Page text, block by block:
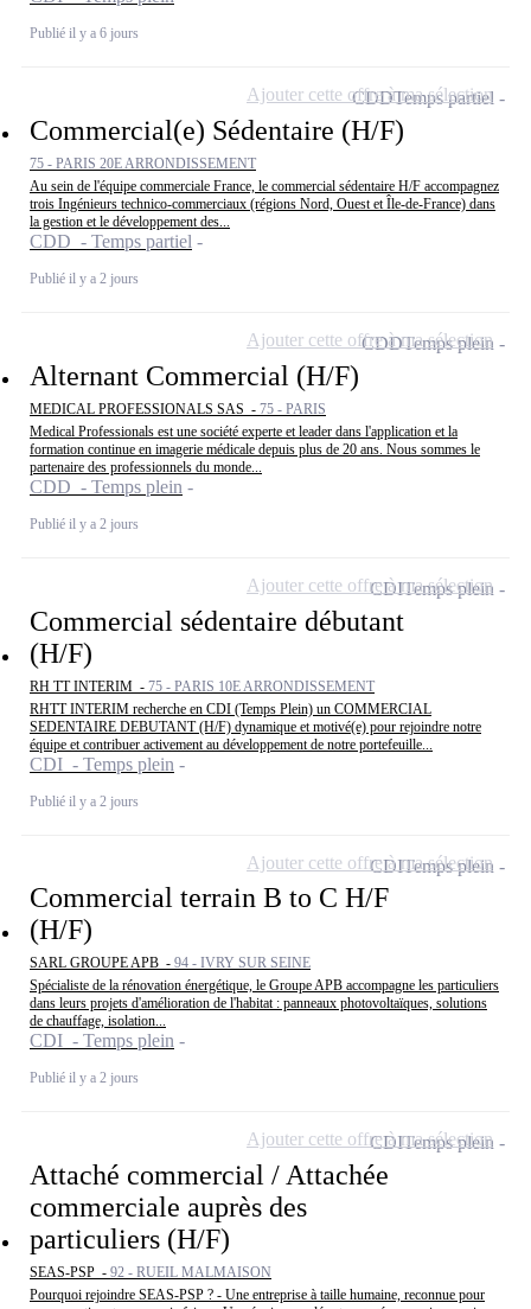
Publié il y a 6 jours
Commercial(e) Sédentaire (H/F)
75 - PARIS 20E ARRONDISSEMENT
Au sein de l'équipe commerciale France, le commercial sédentaire H/F accompagnez
trois Ingénieurs technico-commerciaux (régions Nord, Ouest et Île-de-France) dans
la gestion et le développement des...
CDD - Temps partiel
Publié il y a 2 jours
CDDTemps partiel
Ajouter cette offre à ma sélection
Alternant Commercial (H/F)
MEDICAL PROFESSIONALS SAS - 75 - PARIS
Medical Professionals est une société experte et leader dans l'application et la
formation continue en imagerie médicale depuis plus de 20 ans. Nous sommes le
partenaire des professionnels du monde...
CDD - Temps plein
Publié il y a 2 jours
CDDTemps plein
Ajouter cette offre à ma sélection
Commercial sédentaire débutant
(H/F)
RH TT INTERIM - 75 - PARIS 10E ARRONDISSEMENT
RHTT INTERIM recherche en CDI (Temps Plein) un COMMERCIAL
SEDENTAIRE DEBUTANT (H/F) dynamique et motivé(e) pour rejoindre notre
équipe et contribuer activement au développement de notre portefeuille...
CDI - Temps plein
Publié il y a 2 jours
CDITemps plein
Ajouter cette offre à ma sélection
Commercial terrain B to C H/F
(H/F)
SARL GROUPE APB - 94 - IVRY SUR SEINE
Spécialiste de la rénovation énergétique, le Groupe APB accompagne les particuliers
dans leurs projets d'amélioration de l'habitat : panneaux photovoltaïques, solutions
de chauffage, isolation...
CDI - Temps plein
Publié il y a 2 jours
CDITemps plein
Ajouter cette offre à ma sélection
Attaché commercial / Attachée
commerciale auprès des
particuliers (H/F)
SEAS-PSP - 92 - RUEIL MALMAISON
Pourquoi rejoindre SEAS-PSP ? - Une entreprise à taille humaine, reconnue pour
CDITemps plein
Ajouter cette offre à ma sélection